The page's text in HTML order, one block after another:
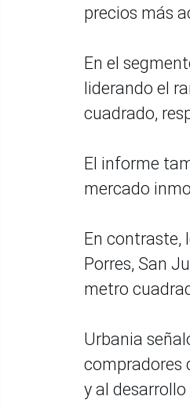
precios más
En el
liderando el
cuadrado,
El informe
mercado
En contraste,
Porres, San
metro
Urbania
compradores
y al